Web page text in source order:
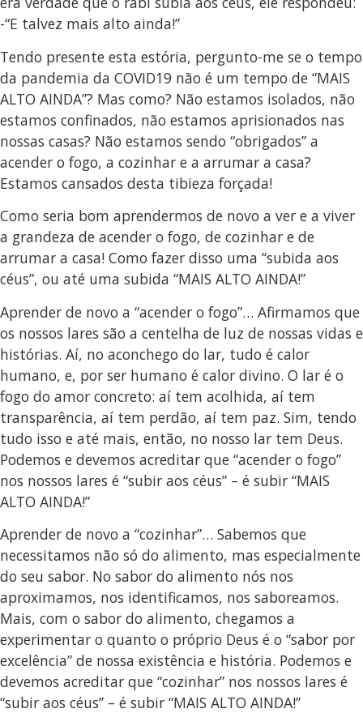
-“E talvez mais alto ainda!”
Tendo presente esta estória, pergunto-me se o tempo
da pandemia da COVID19 não é um tempo de “MAIS
ALTO AINDA”? Mas como? Não estamos isolados, não
estamos confinados, não estamos aprisionados nas
nossas casas? Não estamos sendo “obrigados” a
acender o fogo, a cozinhar e a arrumar a casa?
Estamos cansados desta tibieza forçada!
Como seria bom aprendermos de novo a ver e a viver
a grandeza de acender o fogo, de cozinhar e de
arrumar a casa! Como fazer disso uma “subida aos
céus”, ou até uma subida “MAIS ALTO AINDA!”
Aprender de novo a “acender o fogo”… Afirmamos que
os nossos lares são a centelha de luz de nossas vidas e
histórias. Aí, no aconchego do lar, tudo é calor
humano, e, por ser humano é calor divino. O lar é o
fogo do amor concreto: aí tem acolhida, aí tem
transparência, aí tem perdão, aí tem paz. Sim, tendo
tudo isso e até mais, então, no nosso lar tem Deus.
Podemos e devemos acreditar que “acender o fogo”
nos nossos lares é “subir aos céus” – é subir “MAIS
ALTO AINDA!”
Aprender de novo a “cozinhar”… Sabemos que
necessitamos não só do alimento, mas especialmente
do seu sabor. No sabor do alimento nós nos
aproximamos, nos identificamos, nos saboreamos.
Mais, com o sabor do alimento, chegamos a
experimentar o quanto o próprio Deus é o “sabor por
excelência” de nossa existência e história. Podemos e
devemos acreditar que “cozinhar” nos nossos lares é
“subir aos céus” – é subir “MAIS ALTO AINDA!”